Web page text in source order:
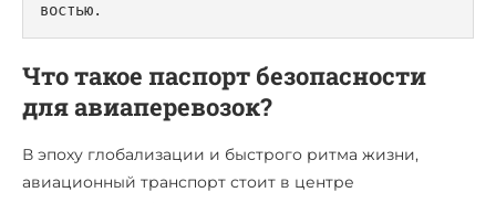
востью.
Что такое паспорт безопасности
для авиаперевозок?
В эпоху глобализации и быстрого ритма жизни,
авиационный транспорт стоит в центре